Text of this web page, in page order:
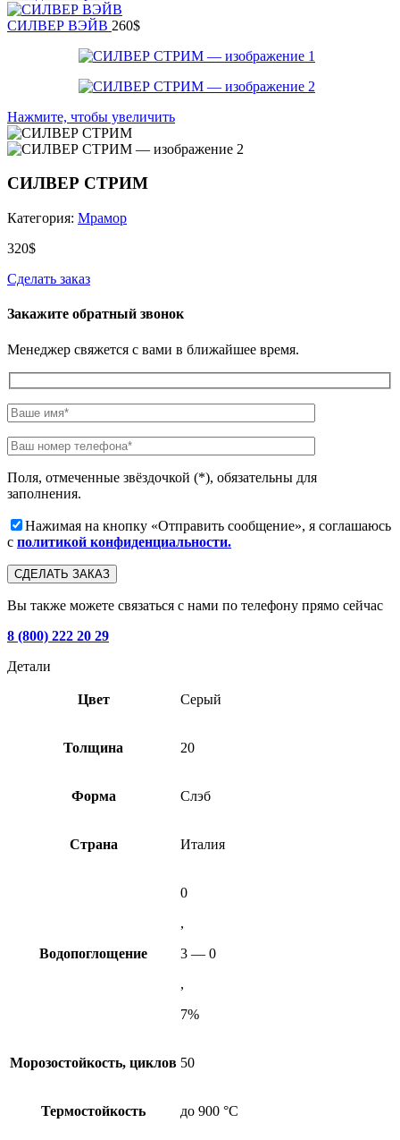
СИЛВЕР ВЭЙВ 260$
Нажмите, чтобы увеличить
СИЛВЕР СТРИМ
Категория: Мрамор
320$
Сделать заказ
Закажите обратный звонок
Менеджер свяжется с вами в ближайшее время.
Поля, отмеченные звёздочкой (*), обязательны для
заполнения.
Нажимая на кнопку «Отправить сообщение», я соглашаюсь
с политикой конфиденциальности.
Вы также можете связаться с нами по телефону прямо сейчас
8 (800) 222 20 29
Детали
Цвет Серый
Толщина 20
Форма Слэб
Cтрана Италия
Водопоглощение
0
,
3 — 0
,
7%
Морозостойкость, циклов 50
Термостойкость до 900 °C